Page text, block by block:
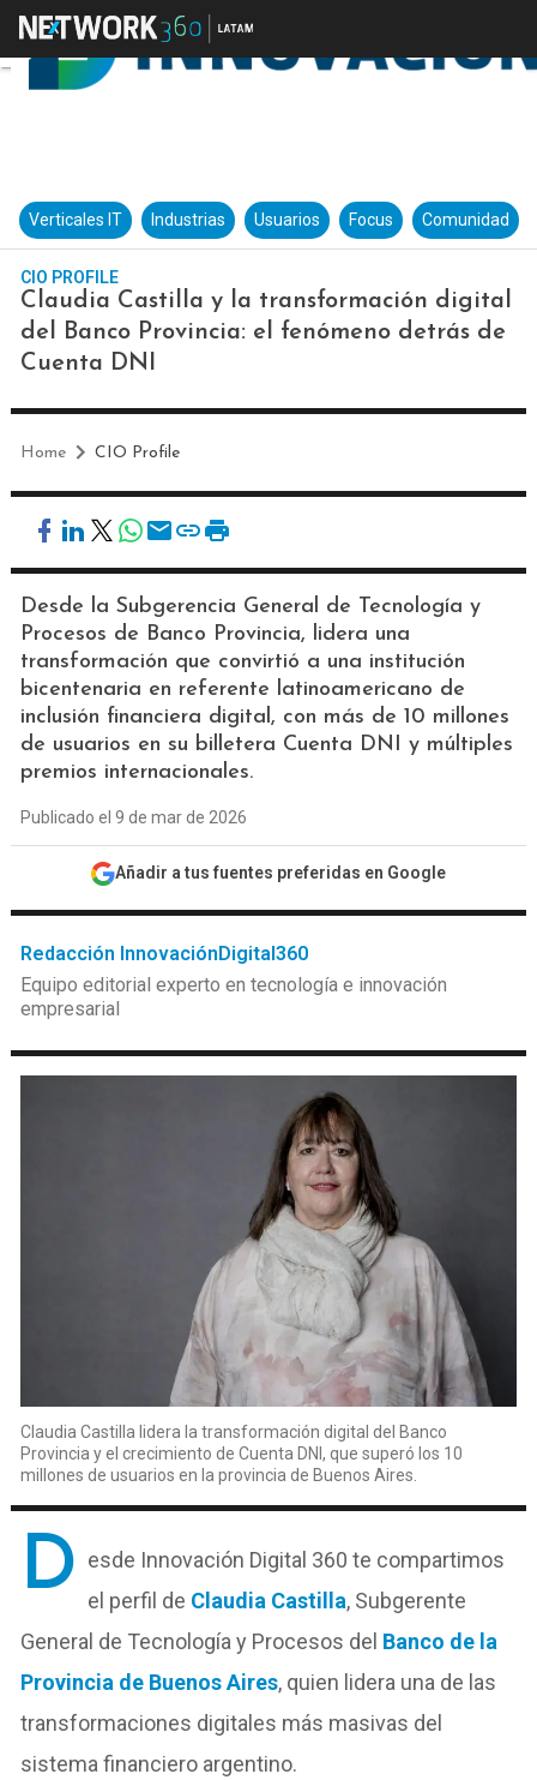
Verticales IT Industrias Usuarios Focus Comunidad
CIO PROFILE
Claudia Castilla y la transformación digital
del Banco Provincia: el fenómeno detrás de
Cuenta DNI
Home CIO Profile
Desde la Subgerencia General de Tecnología y
Procesos de Banco Provincia, lidera una
transformación que convirtió a una institución
bicentenaria en referente latinoamericano de
inclusión financiera digital, con más de 10 millones
de usuarios en su billetera Cuenta DNI y múltiples
premios internacionales.
Publicado el 9 de mar de 2026
Añadir a tus fuentes preferidas en Google
Redacción InnovaciónDigital360
Equipo editorial experto en tecnología e innovación
empresarial
Claudia Castilla lidera la transformación digital del Banco
Provincia y el crecimiento de Cuenta DNI, que superó los 10
millones de usuarios en la provincia de Buenos Aires.
D esde Innovación Digital 360 te compartimos
el perfil de Claudia Castilla, Subgerente
General de Tecnología y Procesos del Banco de la
Provincia de Buenos Aires, quien lidera una de las
transformaciones digitales más masivas del
sistema financiero argentino.